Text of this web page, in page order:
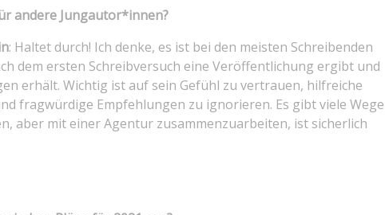
andere Jungautor*innen?
: Haltet durch! Ich denke, es ist bei den meisten Schreibenden
dem ersten Schreibversuch eine Veröffentlichung ergibt und
erhält. Wichtig ist auf sein Gefühl zu vertrauen, hilfreiche
fragwürdige Empfehlungen zu ignorieren. Es gibt viele Wege
aber mit einer Agentur zusammenzuarbeiten, ist sicherlich